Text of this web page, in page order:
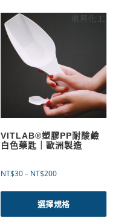
VITLAB®塑膠PP耐酸鹼
白色藥匙｜歐洲製造
NT$30 – NT$200價
圍
選擇規格
此
品